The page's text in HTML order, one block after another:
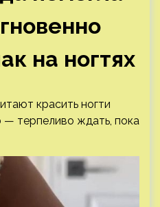
на ногтях
красить ногти
— терпеливо ждать, пока